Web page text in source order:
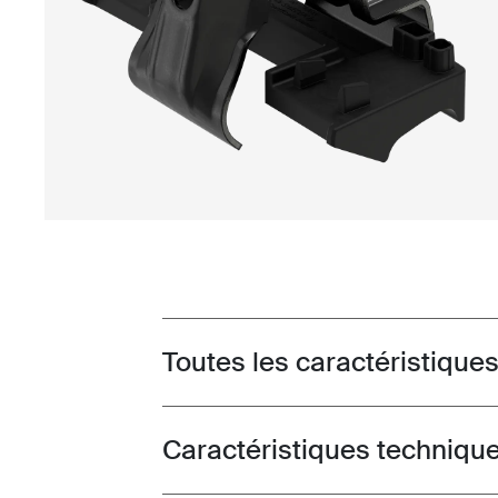
Toggle features
Toutes les caractéristiques
Toggle techspec
Caractéristiques